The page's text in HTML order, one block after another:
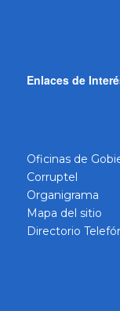
Enlaces de
Oficinas de
Corruptel
Organigrama
Mapa del sitio
Directorio